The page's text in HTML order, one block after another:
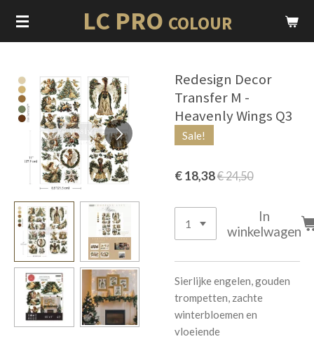
Ga
direct
hoofdinhoud
LC PRO COLOUR
Redesign Decor
Transfer M -
Heavenly Wings Q3
Sale!
€ 18,38€ 24,50
In
winkelwagen
Sierlijke engelen, gouden
trompetten, zachte
winterbloemen en
vloeiende